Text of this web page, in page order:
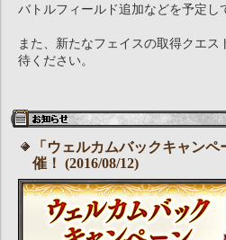
バトルフィールド追加などを予定し
また、新たなフェイスの取得クエス
待ください。
「ウェルカムバックキャン
催！ (2016/08/12)